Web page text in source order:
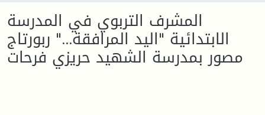
المشرف التربوي في المدرسة
الابتدائية "اليد المرافقة..." ربورتاج
مصور بمدرسة الشهيد حريزي فرحات